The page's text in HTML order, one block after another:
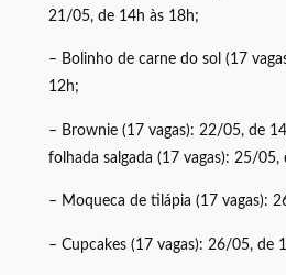
21/05, de 14h às 18h;
– Bolinho de carne do sol (17
12h;
– Brownie (17 vagas): 22/05, de
folhada salgada (17 vagas): 25/05,
– Moqueca de tilápia (17 vagas):
– Cupcakes (17 vagas): 26/05, de